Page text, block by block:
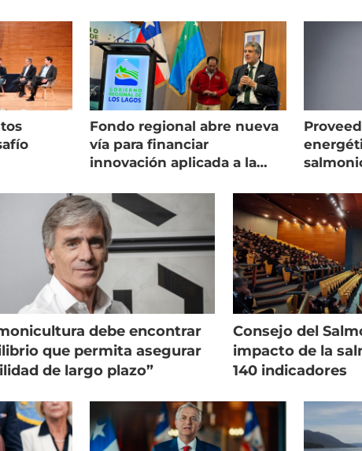
Fondo regional abre nueva
vía para financiar
innovación aplicada a la
debe encontrar
que permita asegurar
de largo plazo”
Consejo del
impacto de la
140 indicadores